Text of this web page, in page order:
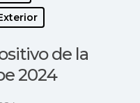
de la
2024